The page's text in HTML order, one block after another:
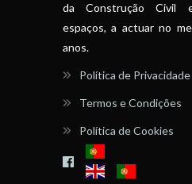
da Construção Civil
espaços, a actuar no
anos.
Política de Privacidade
Termos e Condições
Política de Cookies